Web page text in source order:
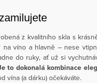
z kvalitního skla s
na víno a hlavně – nese
do ruky, ať už si
to dokonalá kombinace
vína (a dárku) očekáváte.